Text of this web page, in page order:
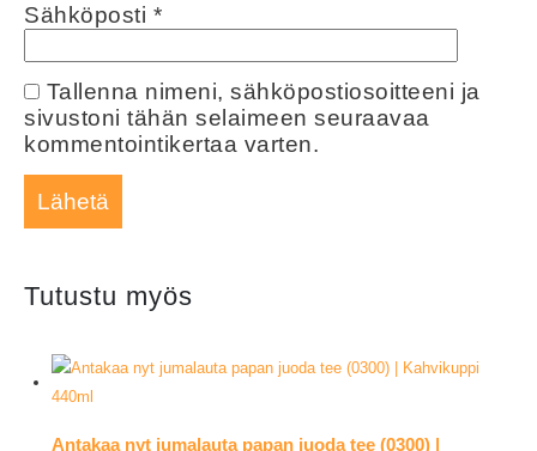
Sähköposti *
Tallenna nimeni, sähköpostiosoitteeni ja
sivustoni tähän selaimeen seuraavaa
kommentointikertaa varten.
Tutustu myös
Antakaa nyt jumalauta papan juoda tee (0300) |